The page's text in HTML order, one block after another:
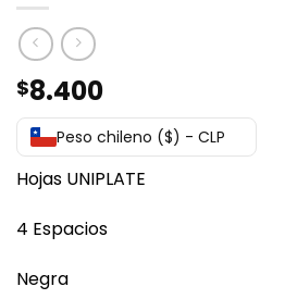
$8.400
Peso chileno ($) - CLP
Hojas UNIPLATE
4 Espacios
Negra